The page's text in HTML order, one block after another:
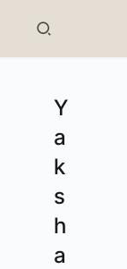
Y
a
k
s
h
a